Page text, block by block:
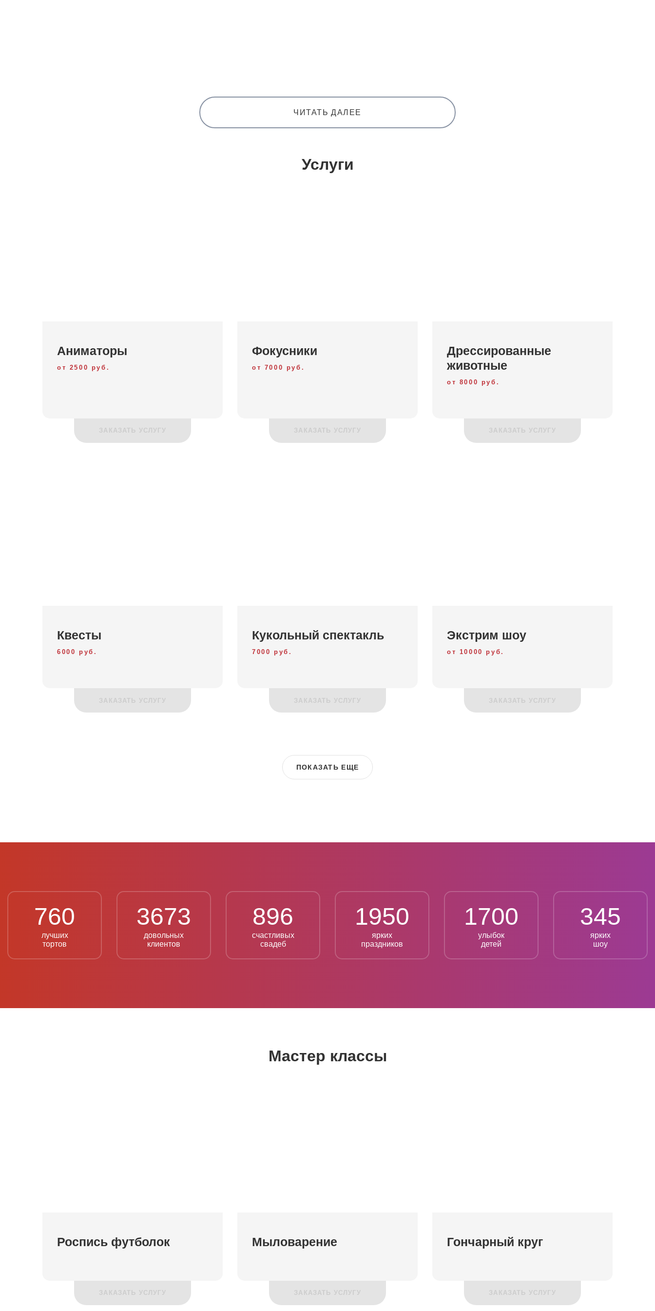
ЧИТАТЬ ДАЛЕЕ
Услуги
Аниматоры
от 2500 руб.
ЗАКАЗАТЬ УСЛУГУ
Фокусники
от 7000 руб.
ЗАКАЗАТЬ УСЛУГУ
Дрессированные
животные
от 8000 руб.
ЗАКАЗАТЬ УСЛУГУ
Квесты
6000 руб.
ЗАКАЗАТЬ УСЛУГУ
Кукольный спектакль
7000 руб.
ЗАКАЗАТЬ УСЛУГУ
Экстрим шоу
от 10000 руб.
ЗАКАЗАТЬ УСЛУГУ
ПОКАЗАТЬ ЕЩЕ
760
лучших
тортов
3673
довольных
клиентов
896
счастливых
свадеб
1950
ярких
праздников
1700
улыбок
детей
345
ярких
шоу
Мастер классы
Роспись футболок
ЗАКАЗАТЬ УСЛУГУ
Мыловарение
ЗАКАЗАТЬ УСЛУГУ
Гончарный круг
ЗАКАЗАТЬ УСЛУГУ